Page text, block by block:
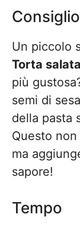
Un piccolo
Torta
più
semi di
della pasta
Questo
ma
sapore!
Tempo